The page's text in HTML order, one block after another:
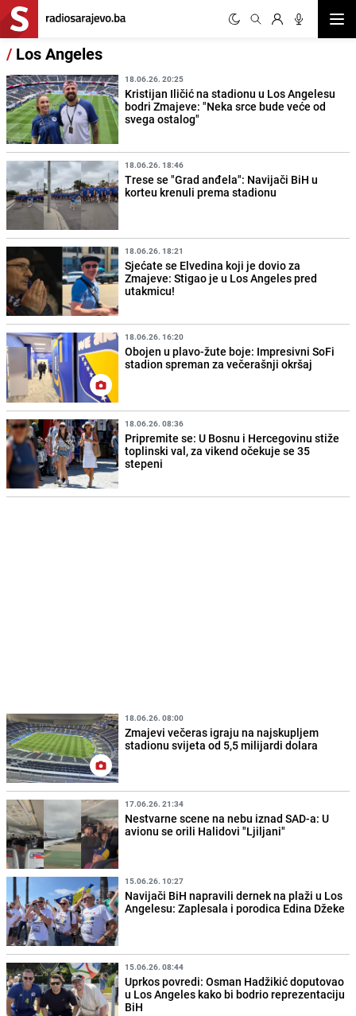
/ Los Angeles
18.06.26. 20:25
Kristijan Iličić na stadionu u Los Angelesu
bodri Zmajeve: "Neka srce bude veće od
svega ostalog"
18.06.26. 18:46
Trese se "Grad anđela": Navijači BiH u
korteu krenuli prema stadionu
18.06.26. 18:21
Sjećate se Elvedina koji je dovio za
Zmajeve: Stigao je u Los Angeles pred
utakmicu!
18.06.26. 16:20
Obojen u plavo-žute boje: Impresivni SoFi
stadion spreman za večerašnji okršaj
18.06.26. 08:36
Pripremite se: U Bosnu i Hercegovinu stiže
toplinski val, za vikend očekuje se 35
stepeni
18.06.26. 08:00
Zmajevi večeras igraju na najskupljem
stadionu svijeta od 5,5 milijardi dolara
17.06.26. 21:34
Nestvarne scene na nebu iznad SAD-a: U
avionu se orili Halidovi "Ljiljani"
15.06.26. 10:27
Navijači BiH napravili dernek na plaži u Los
Angelesu: Zaplesala i porodica Edina Džeke
15.06.26. 08:44
Uprkos povredi: Osman Hadžikić doputovao
u Los Angeles kako bi bodrio reprezentaciju
BiH